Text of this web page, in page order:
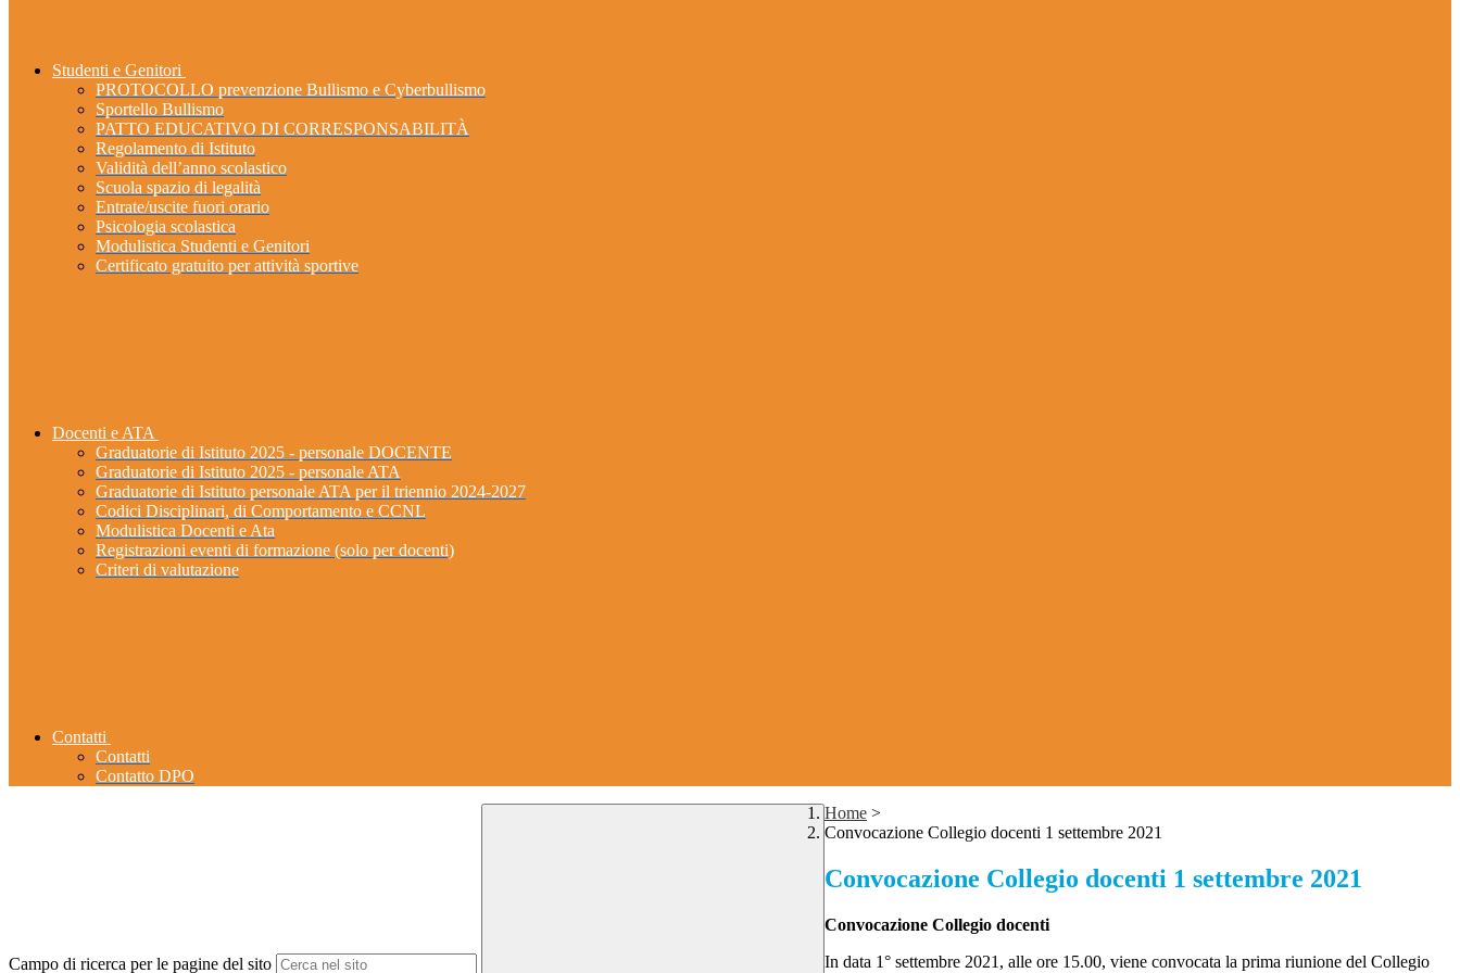
Studenti e Genitori
PROTOCOLLO prevenzione Bullismo e Cyberbullismo
Sportello Bullismo
PATTO EDUCATIVO DI CORRESPONSABILITÀ
Regolamento di Istituto
Validità dell’anno scolastico
Scuola spazio di legalità
Entrate/uscite fuori orario
Psicologia scolastica
Modulistica Studenti e Genitori
Certificato gratuito per attività sportive
Docenti e ATA
Graduatorie di Istituto 2025 - personale DOCENTE
Graduatorie di Istituto 2025 - personale ATA
Graduatorie di Istituto personale ATA per il triennio 2024-2027
Codici Disciplinari, di Comportamento e CCNL
Modulistica Docenti e Ata
Registrazioni eventi di formazione (solo per docenti)
Criteri di valutazione
Contatti
Contatti
Contatto DPO
Campo di ricerca per le pagine del sito
Home >
Convocazione Collegio docenti 1 settembre 2021
Convocazione Collegio docenti 1 settembre 2021
Convocazione Collegio docenti
In data 1° settembre 2021, alle ore 15.00, viene convocata la prima riunione del Collegio